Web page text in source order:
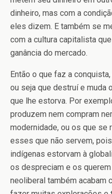
dinheiro, mas com a
eles dizem. E também se
com a cultura capitalista
ganância do mercado.
Então o que faz a
ou seja que destruí e muda
que lhe estorva. Por
produzem nem compram
modernidade, ou os que se
esses que não servem,
indígenas estorvam à
os despreciam e os
neoliberal também acabam